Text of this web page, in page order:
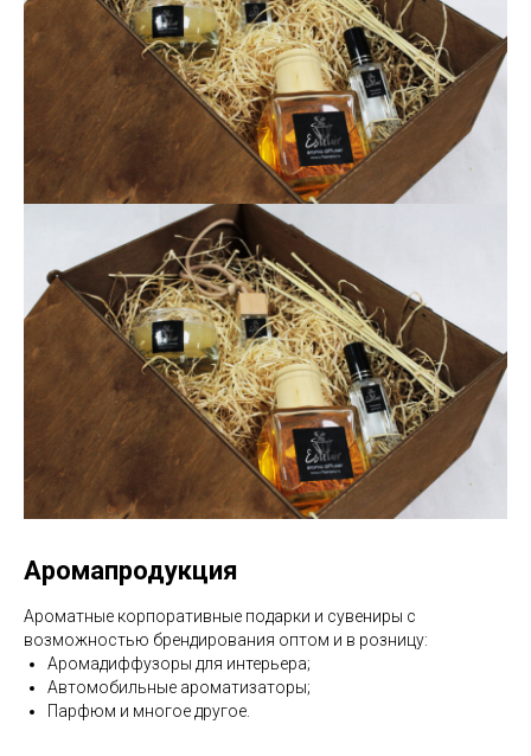
Аромапродукция
Ароматные корпоративные подарки и сувениры с
возможностью брендирования оптом и в розницу:
Аромадиффузоры для интерьера;
Автомобильные ароматизаторы;
Парфюм и многое другое.